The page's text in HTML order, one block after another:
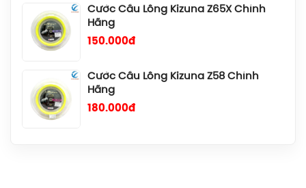
Cước Cầu Lông Kizuna Z58 Chính
Hãng
Cước Cầu Lông Kizuna Z69 Titanium
Chính Hãng